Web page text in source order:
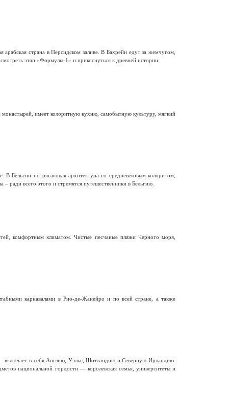
страна в Персидском заливе. В Бахрейн едут за жемчугом,
этап «Формулы-1» и прикоснуться к древней истории.
имеет колоритную кухню, самобытную культуру, мягкий
Бельгии потрясающая архитектура со средневековым колоритом,
ради всего этого и стремятся путешественники в Бельгию.
комфортным климатом. Чистые песчаные пляжи Черного моря,
карнавалами в Рио-де-Жанейро и по всей стране, а также
включает в себя Англию, Уэльс, Шотландию и Северную Ирландию.
национальной гордости — королевская семья, университеты и